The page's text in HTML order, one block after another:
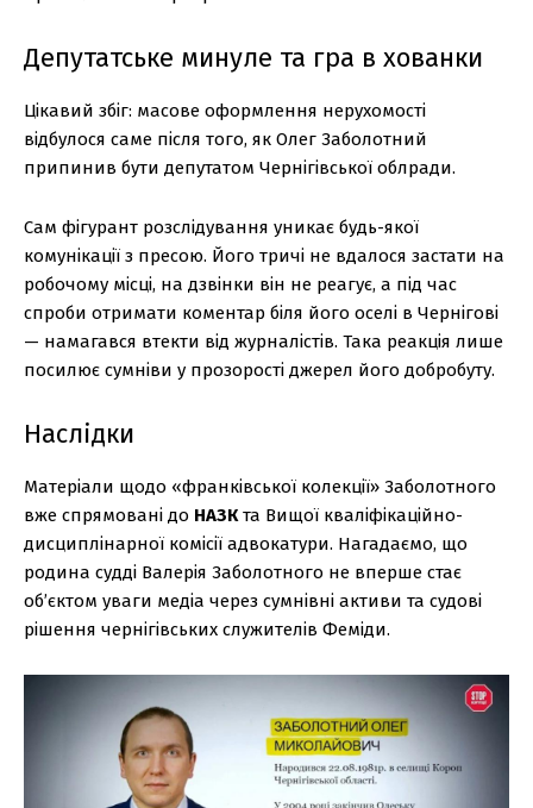
Депутатське минуле та гра в хованки
Цікавий збіг: масове оформлення нерухомості
відбулося саме після того, як Олег Заболотний
припинив бути депутатом Чернігівської облради.
Сам фігурант розслідування уникає будь-якої
комунікації з пресою. Його тричі не вдалося застати на
робочому місці, на дзвінки він не реагує, а під час
спроби отримати коментар біля його оселі в Чернігові
— намагався втекти від журналістів. Така реакція лише
посилює сумніви у прозорості джерел його добробуту.
Наслідки
Матеріали щодо «франківської колекції» Заболотного
вже спрямовані до НАЗКта Вищої кваліфікаційно-
дисциплінарної комісії адвокатури. Нагадаємо, що
родина судді Валерія Заболотного не вперше стає
об’єктом уваги медіа через сумнівні активи та судові
рішення чернігівських служителів Феміди.